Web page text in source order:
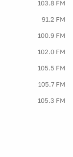
103.8 FM
91.2 FM
100.9 FM
102.0 FM
105.5 FM
105.7 FM
105.3 FM